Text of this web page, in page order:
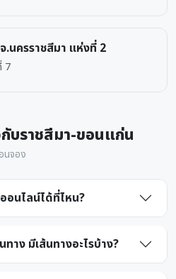
นครราชสีมา แห่งที่ 2
7
บราชสีมา-ขอนแก่น
นจอง
อนไลน์ได้ที่ไหน?
าง มีเส้นทางอะไรบ้าง?